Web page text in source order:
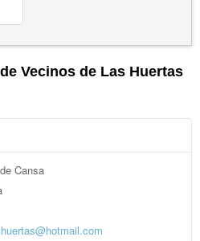
Vecinos de Las Huertas
Cansa